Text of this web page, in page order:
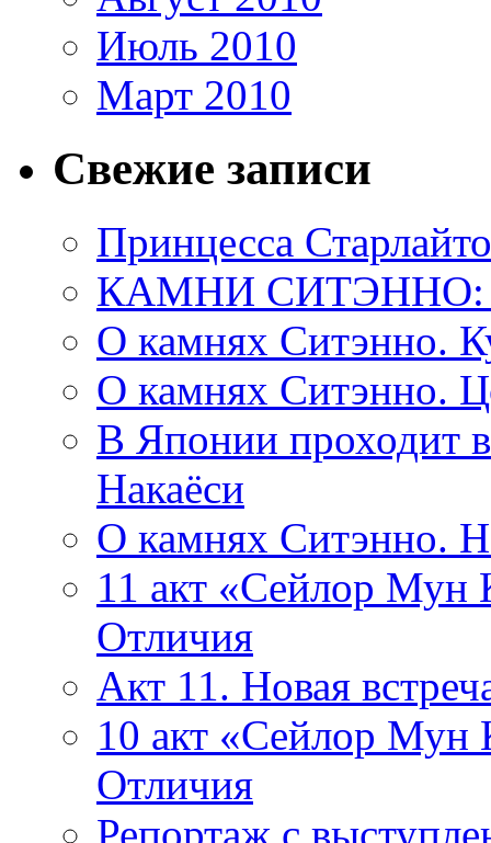
Июль 2010
Март 2010
Свежие записи
Принцесса
КАМНИ СИТЭННО:
О камнях Ситэнно.
О камнях Ситэнно.
В Японии проходит
Накаёси
О камнях Ситэнно.
11 акт «Сейлор Мун
Отличия
Акт 11. Новая
10 акт «Сейлор Мун
Отличия
Репортаж с